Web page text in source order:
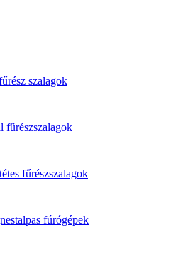
szalagok
fűrészszalagok
fűrészszalagok
fúrógépek